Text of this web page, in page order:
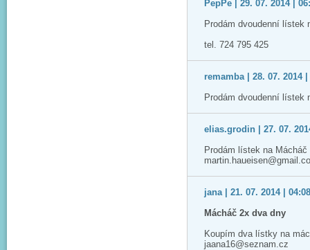
PepPe | 29. 07. 2014 |
Prodám dvoudenní lístek
tel. 724 795 425
remamba | 28. 07. 2014 |
Prodám dvoudenní lístek
elias.grodin | 27. 07.
Prodám lístek na
jana | 21. 07. 2014 |
Mácháč 2x dva dny
Koupím dva lístky na
jaana16@seznam.cz